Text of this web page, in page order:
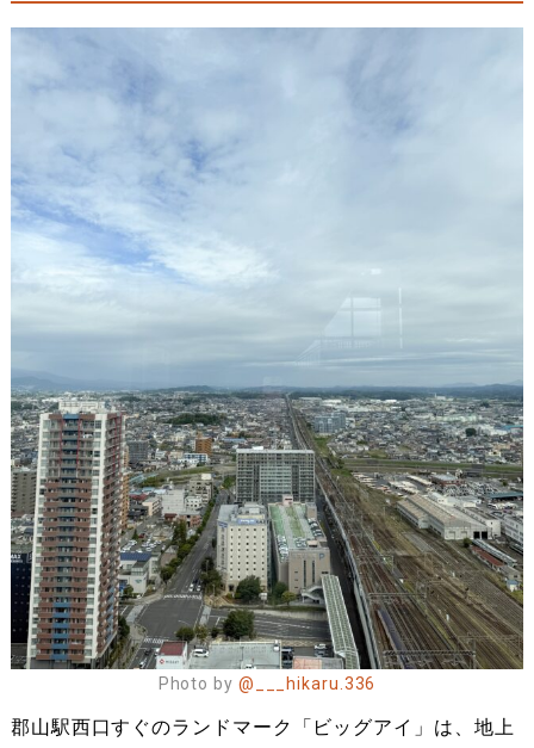
Photo by @___hikaru.336
郡山駅西口すぐのランドマーク「ビッグアイ」は、地上